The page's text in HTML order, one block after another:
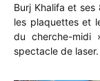
Burj Khalifa et
les plaquettes et
du cherche-midi
spectacle de laser.